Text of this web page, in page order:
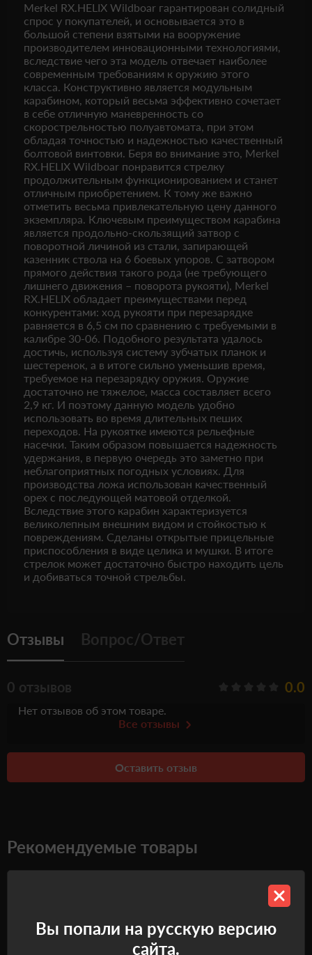
Merkel RX.HELIX Wildboar гарантирован солидный
спрос у покупателей, и основывается это в
большой степени взятыми на вооружение
производителем инновационными технологиями,
вследствие чего эта модель отвечает наиболее
современным требованиям к оружию этого
класса. Конструктивно является модульным
карабином, который весьма эффективно сочетает
в себе отличную маневренность со
скорострельностью полуавтомата, при этом
обладая точностью и надежностью качественный
болтовой винтовки. Беря во внимание это, Merkel
RX.HELIX Wildboar понравится стрелку
продолжительным функционированием и станет
отличным приобретением. К тому же важно
отметить весьма привлекательную цену данного
экземпляра. Ключевым преимуществом карабина
является продольно-скользящий затвор с
поворотной личиной из стали, запирающей
казенник ствола на 6 боевых упоров. С затвором
прямого действия такого рода (не требующего
лишнего движения – поворота рукояти), Merkel
RX.HELIX обладает преимуществами перед
конкурентами: ход рукояти при перезарядке
равняется в 6,5 см по сравнению с требуемыми в
калибре 30-06. Подобного результата удалось
достичь, используя систему зубчатых планок и
шестеренок, а в итоге сильно уменьшив время,
требуемое на перезарядку оружия. Оружие
достаточно не тяжелое, масса составляет всего
2,9 кг. И поэтому данную модель удобно
использовать во время длительных пеших
переходов. На рукоятке имеются рельефные
насечки. Таким образом повышается надежность
удержания, в первую очередь это заметно при
неблагоприятных погодных условиях. Для
производства ложа использован качественный
орех с последующей матовой отделкой.
Вследствие этого карабин характеризуется
великолепным внешним видом и стойкостью к
повреждениям. Сделаны открытые прицельные
приспособления в виде целика и мушки. В итоге
стрелок может достаточно быстро находить цель
и добиваться точной стрельбы.
Отзывы Вопрос/Ответ
0 отзывов 0.0
Нет отзывов об этом товаре.
Все отзывы
Оставить отзыв
Рекомендуемые товары
Вы попали на русскую версию
сайта.